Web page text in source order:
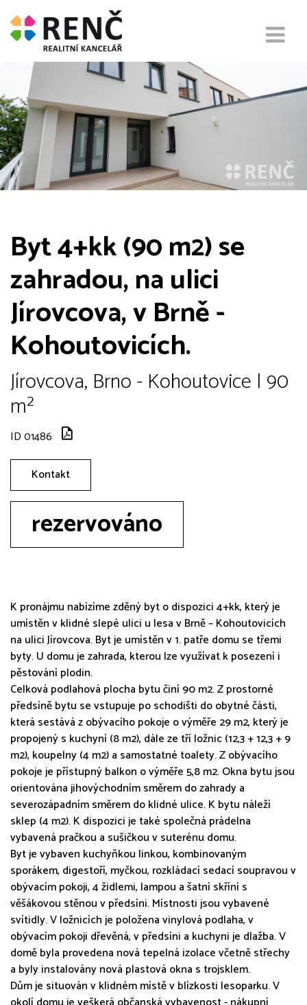
Byt 4+kk (90 m2) se
zahradou, na ulici
Jírovcova, v Brně -
Kohoutovicích.
Jírovcova, Brno - Kohoutovice | 90
m²
ID 01486
Kontakt
rezervováno
K pronájmu nabízíme zděný byt o dispozici 4+kk, který je
umístěn v klidné slepé ulici u lesa v Brně – Kohoutovicích
na ulici Jírovcova. Byt je umístěn v 1. patře domu se třemi
byty. U domu je zahrada, kterou lze využívat k posezení i
pěstování plodin.
Celková podlahová plocha bytu činí 90 m2. Z prostorné
předsíně bytu se vstupuje po schodišti do obytné části,
která sestává z obývacího pokoje o výměře 29 m2, který je
propojený s kuchyní (8 m2), dále ze tří ložnic (12,3 + 12,3 + 9
m2), koupelny (4 m2) a samostatné toalety. Z obývacího
pokoje je přístupný balkon o výměře 5,8 m2. Okna bytu jsou
orientována jihovýchodním směrem do zahrady a
severozápadním směrem do klidné ulice. K bytu náleží
sklep (4 m2). K dispozici je také společná prádelna
vybavená pračkou a sušičkou v suterénu domu.
Byt je vybaven kuchyňkou linkou, kombinovaným
sporákem, digestoří, myčkou, rozkládací sedací soupravou v
obývacím pokoji, 4 židlemi, lampou a šatní skříní s
věšákovou stěnou v předsíni. Místnosti jsou vybavené
svítidly. V ložnicích je položena vinylová podlaha, v
obývacím pokoji dřevěná, v předsíni a kuchyni je dlažba. V
domě byla provedena nová tepelná izolace včetně střechy
a byly instalovány nová plastová okna s trojsklem.
Dům je situován v klidném místě v blízkosti lesoparku. V